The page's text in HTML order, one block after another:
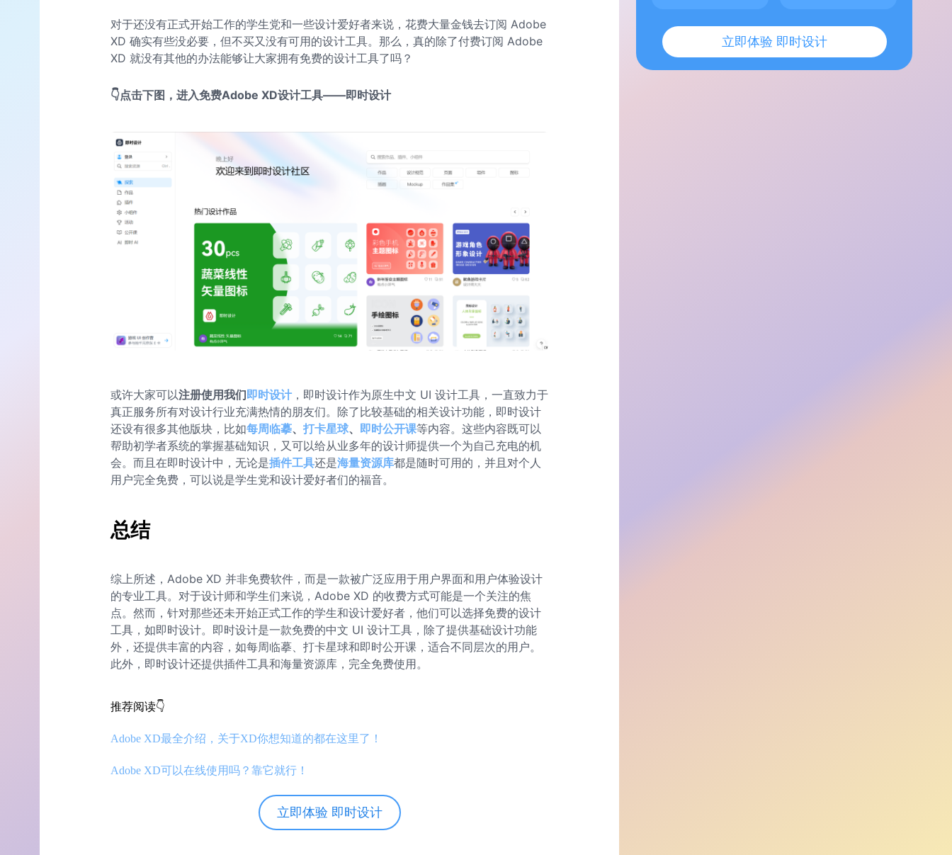
对于还没有正式开始工作的学生党和一些设计爱好者来说，花费大量金钱去订阅 Adobe
XD 确实有些没必要，但不买又没有可用的设计工具。那么，真的除了付费订阅 Adobe
XD 就没有其他的办法能够让大家拥有免费的设计工具了吗？
👇点击下图，进入免费Adobe XD设计工具——即时设计
或许大家可以注册使用我们即时设计 ，即时设计作为原生中文 UI 设计工具，一直致力于
真正服务所有对设计行业充满热情的朋友们。除了比较基础的相关设计功能，即时设计
还设有很多其他版块，比如每周临摹、 打卡星球、 即时公开课等内容。这些内容既可以
帮助初学者系统的掌握基础知识，又可以给从业多年的设计师提供一个为自己充电的机
会。而且在即时设计中，无论是插件工具还是海量资源库都是随时可用的，并且对个人
用户完全免费，可以说是学生党和设计爱好者们的福音。
总结
综上所述，Adobe XD 并非免费软件，而是一款被广泛应用于用户界面和用户体验设计
的专业工具。对于设计师和学生们来说，Adobe XD 的收费方式可能是一个关注的焦
点。然而，针对那些还未开始正式工作的学生和设计爱好者，他们可以选择免费的设计
工具，如即时设计。即时设计是一款免费的中文 UI 设计工具，除了提供基础设计功能
外，还提供丰富的内容，如每周临摹、打卡星球和即时公开课，适合不同层次的用户。
此外，即时设计还提供插件工具和海量资源库，完全免费使用。
推荐阅读👇
Adobe XD最全介绍，关于XD你想知道的都在这里了！
Adobe XD可以在线使用吗？靠它就行！
立即体验 即时设计
立即体验 即时设计